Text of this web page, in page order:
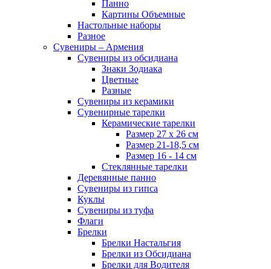
Панно
Картины Объемные
Настольные наборы
Разное
Сувениры – Армения
Сувениры из обсидиана
Знаки Зодиака
Цветные
Разные
Сувениры из керамики
Сувенирные тарелки
Керамические тарелки
Размер 27 х 26 см
Размер 21-18,5 см
Размер 16 - 14 см
Стеклянные тарелки
Деревянные панно
Сувениры из гипса
Куклы
Сувениры из туфа
Флаги
Брелки
Брелки Настальгия
Брелки из Обсидиана
Брелки для Водителя